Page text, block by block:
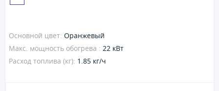
Основной цвет: Оранжевый
Макс. мощность обогрева : 22 кВт
Расход топлива (кг): 1.85 кг/ч